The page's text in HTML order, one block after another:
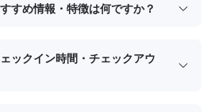
すめ情報・特徴は何ですか？
ックイン時間・チェックアウ